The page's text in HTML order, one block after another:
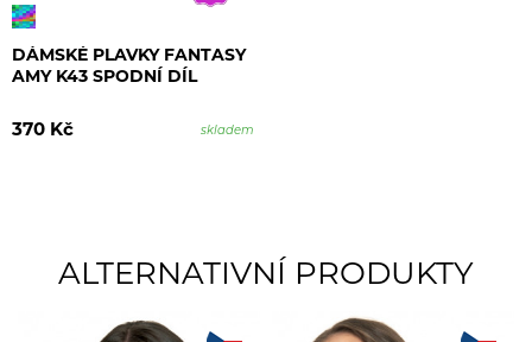
DÁMSKÉ PLAVKY FANTASY
AMY K43 SPODNÍ DÍL
370 Kč skladem
ALTERNATIVNÍ PRODUKTY